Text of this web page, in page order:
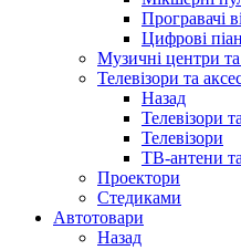
Програвачі
Цифрові
Музичні центри
Телевізори та
Назад
Телевізори
Телевізори
ТВ-антени
Проектори
Стедиками
Автотовари
Назад